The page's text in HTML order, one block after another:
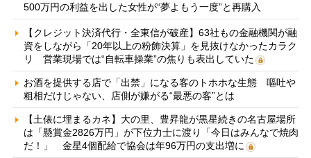
500万円の利益を出した女性が“夢よもう一度”と再購入
【クレジット決済代行・全東信が破産】63社もの金融機関が融
資をしながら「20年以上の粉飾決算」を見抜けなかったカラク
リ 営業現場では“自転車操業”の焦りも表出していた
お酒を提供する店で「出禁」になる客のトホホな生態 嘔吐や
粗相だけじゃない、店側が嫌がる“最悪の客”とは
【土俵に埋まるカネ】大の里、豊昇龍が黒星続きの名古屋場所
は「懸賞金2826万円」が下位力士に渡り「今日はみんなで焼肉
だ！」 金星4個配給で協会は年96万円の支出増に